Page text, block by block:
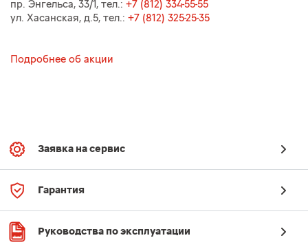
пр. Энгельса, 33/1, тел.: +7 (812) 334-55-55
ул. Хасанская, д.5, тел.: +7 (812) 325-25-35
Подробнее об акции
Заявка на сервис
Гарантия
Руководства по эксплуатации